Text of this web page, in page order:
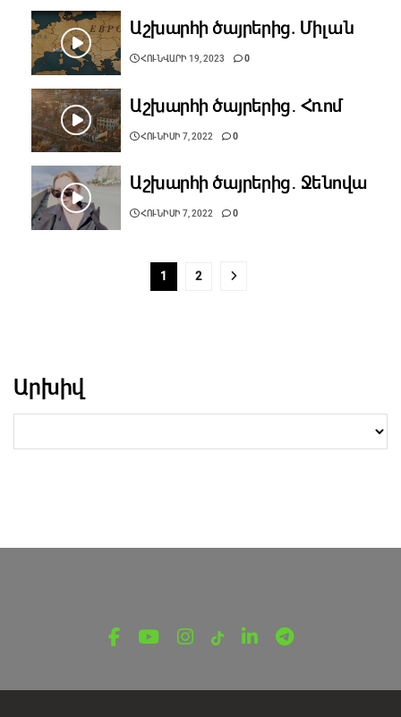
Աշխարհի ծայրերից. Միլան
ՀՈՒՆՎԱՐԻ 19, 2023 0
Աշխարհի ծայրերից․ Հռոմ
ՀՈՒՆԻՍԻ 7, 2022 0
Աշխարհի ծայրերից․ Ջենովա
ՀՈՒՆԻՍԻ 7, 2022 0
1 2
Արխիվ